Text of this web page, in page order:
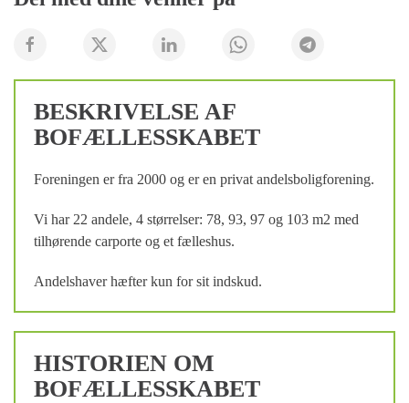
BESKRIVELSE AF
BOFÆLLESSKABET
Foreningen er fra 2000 og er en privat andelsboligforening.
Vi har 22 andele, 4 størrelser: 78, 93, 97 og 103 m2 med
tilhørende carporte og et fælleshus.
Andelshaver hæfter kun for sit indskud.
HISTORIEN OM
BOFÆLLESSKABET